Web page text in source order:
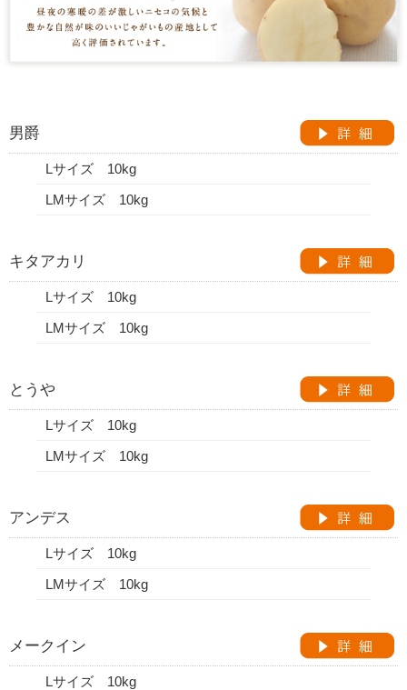
男爵
Lサイズ 10kg
LMサイズ 10kg
キタアカリ
Lサイズ 10kg
LMサイズ 10kg
とうや
Lサイズ 10kg
LMサイズ 10kg
アンデス
Lサイズ 10kg
LMサイズ 10kg
メークイン
Lサイズ 10kg